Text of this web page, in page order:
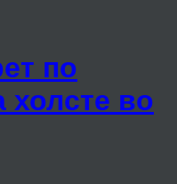
по
во